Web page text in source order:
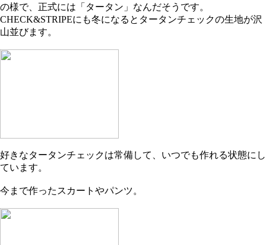
の様で、正式には「タータン」なんだそうです。
CHECK&STRIPEにも冬になるとタータンチェックの生地が沢
山並びます。
好きなタータンチェックは常備して、いつでも作れる状態にし
ています。
今まで作ったスカートやパンツ。